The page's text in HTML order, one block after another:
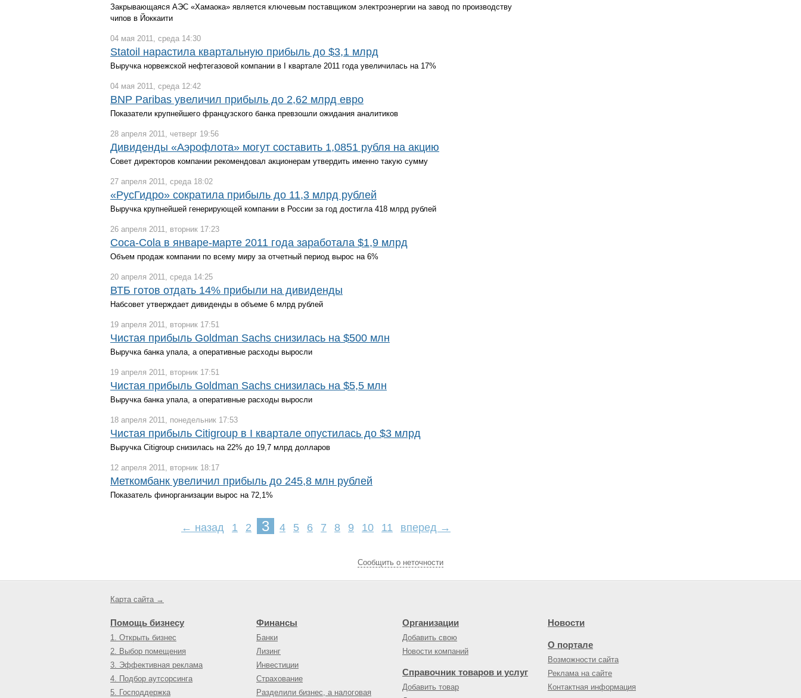
Закрывающаяся АЭС «Хамаока» является ключевым поставщиком электроэнергии на завод по производству
чипов в Йоккаити
04 мая 2011, среда 14:30
Statoil нарастила квартальную прибыль до $3,1 млрд
Выручка норвежской нефтегазовой компании в I квартале 2011 года увеличилась на 17%
04 мая 2011, среда 12:42
BNP Paribas увеличил прибыль до 2,62 млрд евро
Показатели крупнейшего французского банка превзошли ожидания аналитиков
28 апреля 2011, четверг 19:56
Дивиденды «Аэрофлота» могут составить 1,0851 рубля на акцию
Совет директоров компании рекомендовал акционерам утвердить именно такую сумму
27 апреля 2011, среда 18:02
«РусГидро» сократила прибыль до 11,3 млрд рублей
Выручка крупнейшей генерирующей компании в России за год достигла 418 млрд рублей
26 апреля 2011, вторник 17:23
Coca-Cola в январе-марте 2011 года заработала $1,9 млрд
Объем продаж компании по всему миру за отчетный период вырос на 6%
20 апреля 2011, среда 14:25
ВТБ готов отдать 14% прибыли на дивиденды
Набсовет утверждает дивиденды в объеме 6 млрд рублей
19 апреля 2011, вторник 17:51
Чистая прибыль Goldman Sachs снизилась на $500 млн
Выручка банка упала, а оперативные расходы выросли
19 апреля 2011, вторник 17:51
Чистая прибыль Goldman Sachs снизилась на $5,5 млн
Выручка банка упала, а оперативные расходы выросли
18 апреля 2011, понедельник 17:53
Чистая прибыль Citigroup в I квартале опустилась до $3 млрд
Выручка Citigroup снизилась на 22% до 19,7 млрд долларов
12 апреля 2011, вторник 18:17
Меткомбанк увеличил прибыль до 245,8 млн рублей
Показатель финорганизации вырос на 72,1%
← назад 1 2 3 4 5 6 7 8 9 10 11 вперед →
Cообщить о неточности
Карта сайта →
Помощь бизнесу
1. Открыть бизнес
2. Выбор помещения
3. Эффективная реклама
4. Подбор аутсорсинга
5. Господдержка
Финансы
Банки
Лизинг
Инвестиции
Страхование
Разделили бизнес, а налоговая
Организации
Добавить свою
Новости компаний
Справочник товаров и услуг
Добавить товар
Новости
О портале
Возможности сайта
Реклама на сайте
Контактная информация